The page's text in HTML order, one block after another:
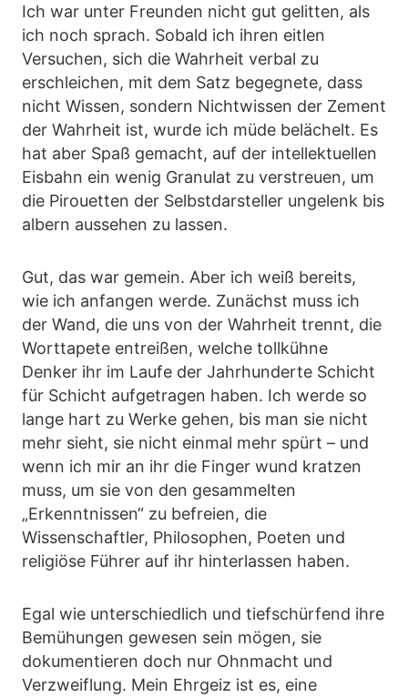
Ich war unter Freunden nicht gut gelitten, als
ich noch sprach. Sobald ich ihren eitlen
Versuchen, sich die Wahrheit verbal zu
erschleichen, mit dem Satz begegnete, dass
nicht Wissen, sondern Nichtwissen der Zement
der Wahrheit ist, wurde ich müde belächelt. Es
hat aber Spaß gemacht, auf der intellektuellen
Eisbahn ein wenig Granulat zu verstreuen, um
die Pirouetten der Selbstdarsteller ungelenk bis
albern aussehen zu lassen.
Gut, das war gemein. Aber ich weiß bereits,
wie ich anfangen werde. Zunächst muss ich
der Wand, die uns von der Wahrheit trennt, die
Worttapete entreißen, welche tollkühne
Denker ihr im Laufe der Jahrhunderte Schicht
für Schicht aufgetragen haben. Ich werde so
lange hart zu Werke gehen, bis man sie nicht
mehr sieht, sie nicht einmal mehr spürt – und
wenn ich mir an ihr die Finger wund kratzen
muss, um sie von den gesammelten
„Erkenntnissen“ zu befreien, die
Wissenschaftler, Philosophen, Poeten und
religiöse Führer auf ihr hinterlassen haben.
Egal wie unterschiedlich und tiefschürfend ihre
Bemühungen gewesen sein mögen, sie
dokumentieren doch nur Ohnmacht und
Verzweiflung. Mein Ehrgeiz ist es, eine